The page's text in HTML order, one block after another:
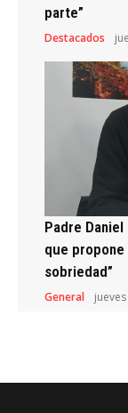
parte”
Destacados
Padre Daniel
que
sobriedad”
General